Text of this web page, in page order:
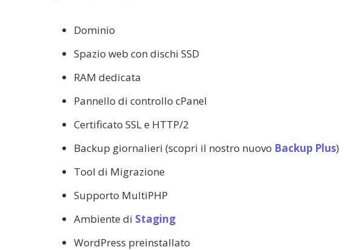
Dominio
Spazio web con dischi SSD
RAM dedicata
Pannello di controllo cPanel
Certificato SSL e HTTP/2
Backup giornalieri (scopri il nostro nuovo Backup Plus)
Tool di Migrazione
Supporto MultiPHP
Ambiente di Staging
WordPress preinstallato